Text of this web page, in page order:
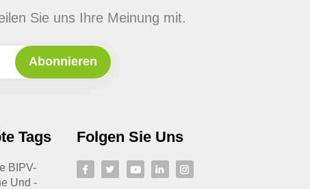
Sie uns Ihre Meinung mit.
Tags
BIPV-
Und -
Folgen Sie Uns